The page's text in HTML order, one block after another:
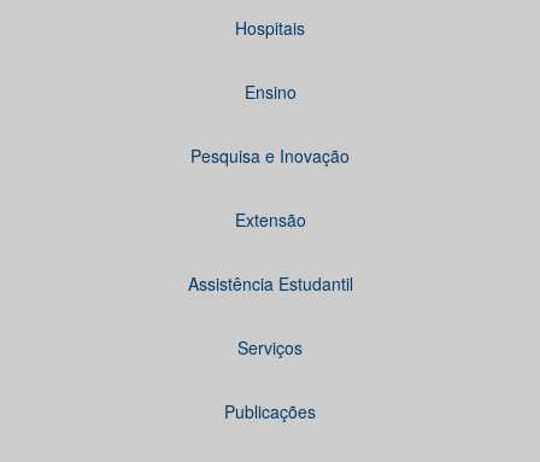
Hospitais
Ensino
Pesquisa e Inovação
Extensão
Assistência Estudantil
Serviços
Publicações